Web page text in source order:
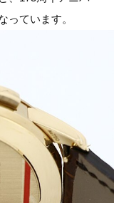
っています。